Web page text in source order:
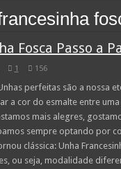
Fosca Passo a
1 156
perfeitas são a nossa
a cor do esmalte entre
mais alegres,
sempre optando por
clássica: Unha
ou seja, modalidade